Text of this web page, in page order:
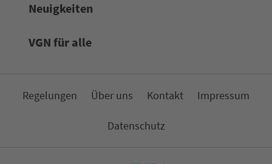
Neuigkeiten
VGN für alle
Re­ge­lungen Über uns Kon­takt Impressum
Da­ten­schutz